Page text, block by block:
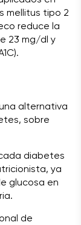
mellitus tipo 2
reduce la
23 mg/dl y
alternativa
sobre
diabetes
ya
glucosa en
de